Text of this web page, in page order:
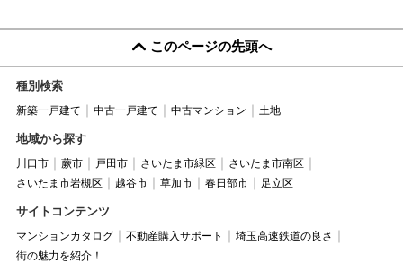
このページの先頭へ
種別検索
新築一戸建て 中古一戸建て 中古マンション 土地
地域から探す
川口市 蕨市 戸田市 さいたま市緑区
さいたま市南区
さいたま市岩槻区
越谷市 草加市 春日部市 足立区
サイトコンテンツ
マンションカタログ 不動産購入サポート
埼玉高速鉄道の良さ
街の魅力を紹介！